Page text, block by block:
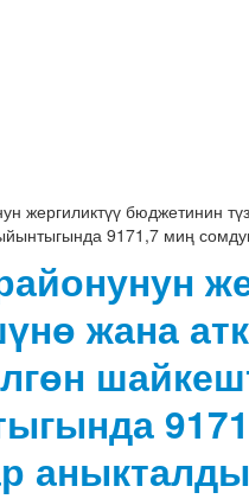
жергиликтүү бюджетинин
9171,7 миң
жана
аныкталды